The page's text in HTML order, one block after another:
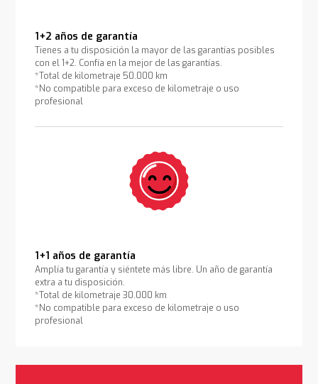
1+2 años de garantía
Tienes a tu disposición la mayor de las garantías posibles
con el 1+2. Confía en la mejor de las garantías.
*Total de kilometraje 50.000 km
*No compatible para exceso de kilometraje o uso
profesional
1+1 años de garantía
Amplía tu garantía y siéntete más libre. Un año de garantía
extra a tu disposición.
*Total de kilometraje 30.000 km
*No compatible para exceso de kilometraje o uso
profesional